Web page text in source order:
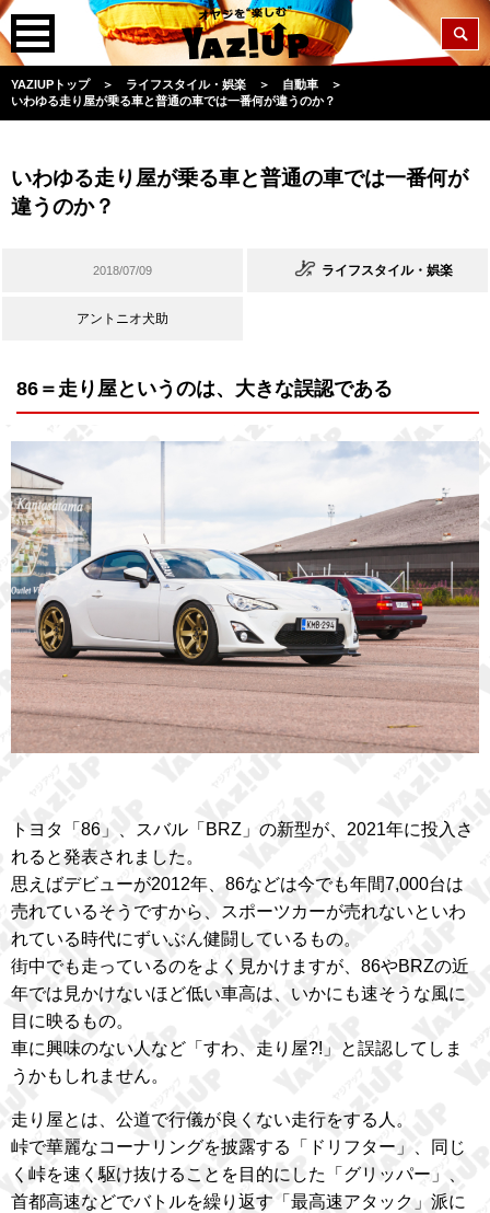
YAZIUPトップ ＞ ライフスタイル・娯楽 ＞ 自動車
＞
いわゆる走り屋が乗る車と普通の車では一番何が違うのか？
いわゆる走り屋が乗る車と普通の車では一番何が
違うのか？
2018/07/09 ライフスタイル・娯楽
アントニオ犬助
86＝走り屋というのは、大きな誤認である
トヨタ「86」、スバル「BRZ」の新型が、2021年に投入さ
れると発表されました。
思えばデビューが2012年、86などは今でも年間7,000台は
売れているそうですから、スポーツカーが売れないといわ
れている時代にずいぶん健闘しているもの。
街中でも走っているのをよく見かけますが、86やBRZの近
年では見かけないほど低い車高は、いかにも速そうな風に
目に映るもの。
車に興味のない人など「すわ、走り屋?!」と誤認してしま
うかもしれません。
走り屋とは、公道で行儀が良くない走行をする人。
峠で華麗なコーナリングを披露する「ドリフター」、同じ
く峠を速く駆け抜けることを目的にした「グリッパー」、
首都高速などでバトルを繰り返す「最高速アタック」派に